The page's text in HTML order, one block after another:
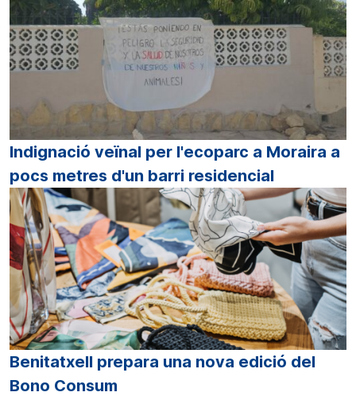
Indignació veïnal per l'ecoparc a Moraira a
pocs metres d'un barri residencial
Benitatxell prepara una nova edició del
Bono Consum